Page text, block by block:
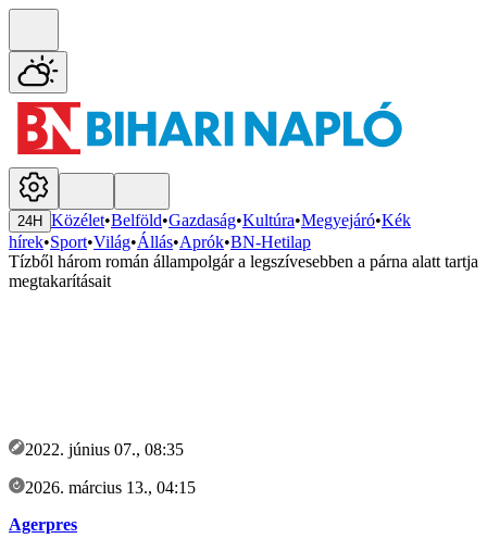
24H Közélet•Belföld•Gazdaság•Kultúra•Megyejáró•Kék
hírek•Sport•Világ•Állás•Aprók•BN-Hetilap
Tízből három román állampolgár a legszívesebben a párna alatt tartja
megtakarításait
2022. június 07., 08:35
2026. március 13., 04:15
Agerpres